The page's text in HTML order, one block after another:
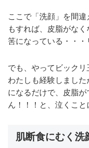
ここで「洗顔」を間
もすれば、皮脂がな
筈になっている・・
でも、やってビックリ
わたしも経験しまし
になるだけで、皮脂
ん！！！と、泣くこと
肌断食にむく洗